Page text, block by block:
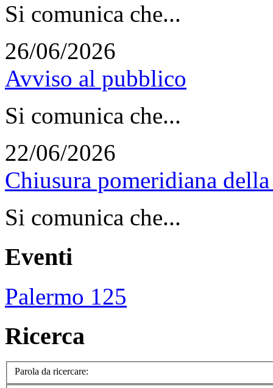
Si comunica che...
26/06/2026
Avviso al pubblico
Si comunica che...
22/06/2026
Chiusura pomeridiana
Si comunica che...
Eventi
Palermo 125
Ricerca
Parola da ricercare: